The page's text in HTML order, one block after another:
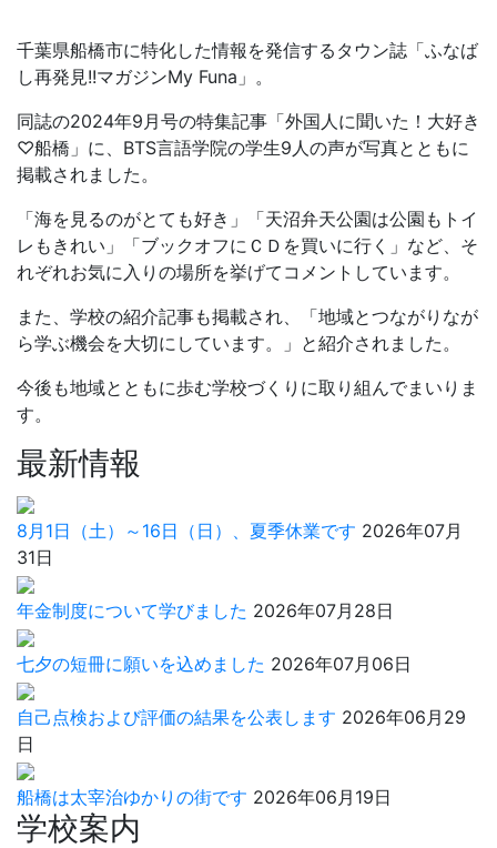
千葉県船橋市に特化した情報を発信するタウン誌「ふなば
し再発見!!マガジンMy Funa」。
同誌の2024年9月号の特集記事「外国人に聞いた！大好き
♡船橋」に、BTS言語学院の学生9人の声が写真とともに
掲載されました。
「海を見るのがとても好き」「天沼弁天公園は公園もトイ
レもきれい」「ブックオフにＣＤを買いに行く」など、そ
れぞれお気に入りの場所を挙げてコメントしています。
また、学校の紹介記事も掲載され、「地域とつながりなが
ら学ぶ機会を大切にしています。」と紹介されました。
今後も地域とともに歩む学校づくりに取り組んでまいりま
す。
最新情報
8月1日（土）～16日（日）、夏季休業です 2026年07月
31日
年金制度について学びました 2026年07月28日
七夕の短冊に願いを込めました 2026年07月06日
自己点検および評価の結果を公表します 2026年06月29
日
船橋は太宰治ゆかりの街です 2026年06月19日
学校案内